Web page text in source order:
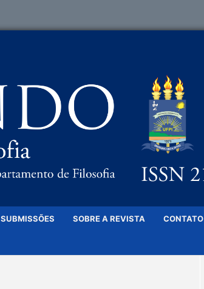
SUBMISSÕES SOBRE A REVISTA CONTATO